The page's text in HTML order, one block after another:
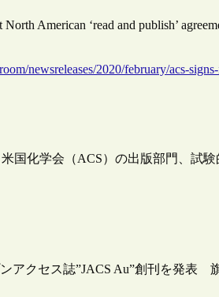
American ‘read and publish’
newsreleases/2020/february/acs-
国化学会（ACS）の出版部門、試
アクセス誌”JACS Au”創刊を発表